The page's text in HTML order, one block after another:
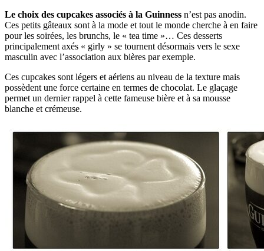
Le choix des cupcakes associés à la Guinness n’est pas anodin.
Ces petits gâteaux sont à la mode et tout le monde cherche à en faire
pour les soirées, les brunchs, le « tea time »… Ces desserts
principalement axés « girly » se tournent désormais vers le sexe
masculin avec l’association aux bières par exemple.
Ces cupcakes sont légers et aériens au niveau de la texture mais
possèdent une force certaine en termes de chocolat. Le glaçage
permet un dernier rappel à cette fameuse bière et à sa mousse
blanche et crémeuse.